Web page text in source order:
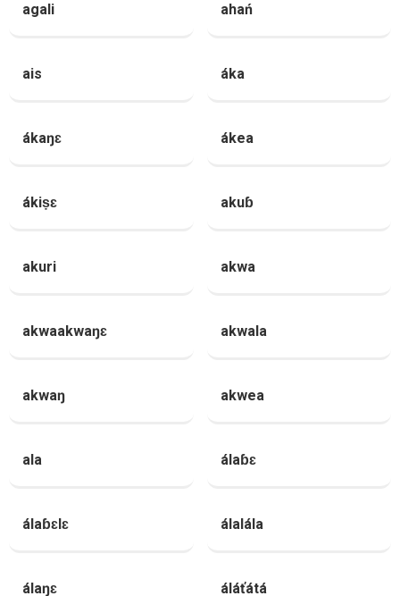
agali ahań
ais áka
ákaŋɛ ákea
ákiṣɛ akuɓ
akuri akwa
akwaakwaŋɛ akwala
akwaŋ akwea
ala álaɓɛ
álaɓɛlɛ álalála
álaŋɛ áláťátá